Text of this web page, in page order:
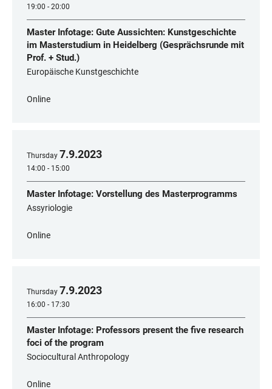
19:00 - 20:00
Master Infotage: Gute Aussichten: Kunstgeschichte
im Masterstudium in Heidelberg (Gesprächsrunde mit
Prof. + Stud.)
Europäische Kunstgeschichte
Online
Thursday 7.9.2023
14:00 - 15:00
Master Infotage: Vorstellung des Masterprogramms
Assyriologie
Online
Thursday 7.9.2023
16:00 - 17:30
Master Infotage: Professors present the five research
foci of the program
Sociocultural Anthropology
Online